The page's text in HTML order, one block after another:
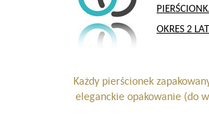
OKRES 2
Każdy pierścionek
eleganckie opakowanie (do